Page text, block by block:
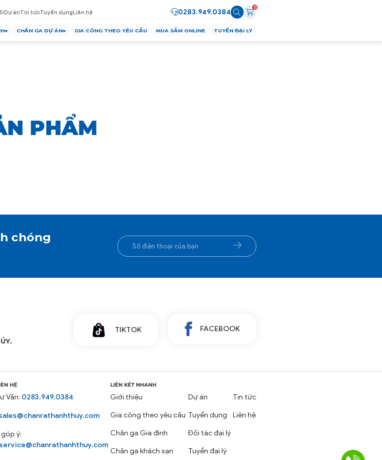
Dự ánTin tứcTuyển dụngLiên hệ 0283.949.0384
0
CHĂN GA DỰ ÁN GIA CÔNG THEO YÊU CẦU MUA SẮM ONLINE TUYỂN ĐẠI LÝ
PHẨM
chóng
TIKTOK FACEBOOK
HỆ
Vấn: 0283.949.0384
ý:
LIÊN KẾT NHANH
Giới thiệu
Gia công theo yêu cầu
Chăn ga Gia đình
Chăn ga khách sạn
Dự án
Tuyển dụng
Đối tác đại lý
Tuyển đại lý
Tin tức
Liên hệ